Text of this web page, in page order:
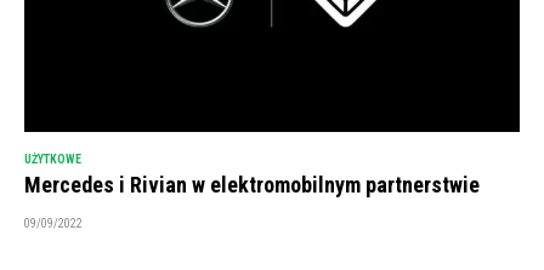
UŻYTKOWE
Mercedes i Rivian w elektromobilnym partnerstwie
09/09/2022